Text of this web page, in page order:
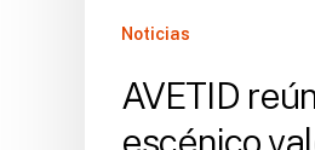
Trobada
Premis
Noticias
AVETID